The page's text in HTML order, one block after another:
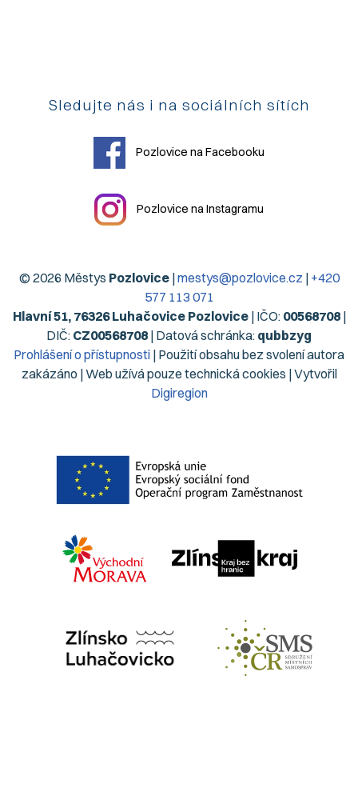
Sledujte nás i na sociálních sítích
Pozlovice na Facebooku
Pozlovice na Instagramu
© 2026 Městys Pozlovice|mestys@pozlovice.cz | +420
577 113 071
Hlavní 51, 76326 Luhačovice Pozlovice| IČO: 00568708|
DIČ: CZ00568708 | Datová schránka: qubbzyg
Prohlášení o přístupnosti | Použití obsahu bez svolení autora
zakázáno | Web užívá pouze technická cookies | Vytvořil
Digiregion